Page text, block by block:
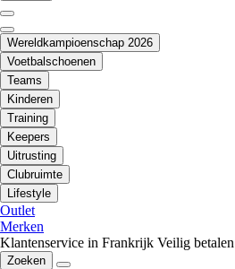
Wereldkampioenschap 2026
Voetbalschoenen
Teams
Kinderen
Training
Keepers
Uitrusting
Clubruimte
Lifestyle
Outlet
Merken
Klantenservice in Frankrijk Veilig betalen
Zoeken